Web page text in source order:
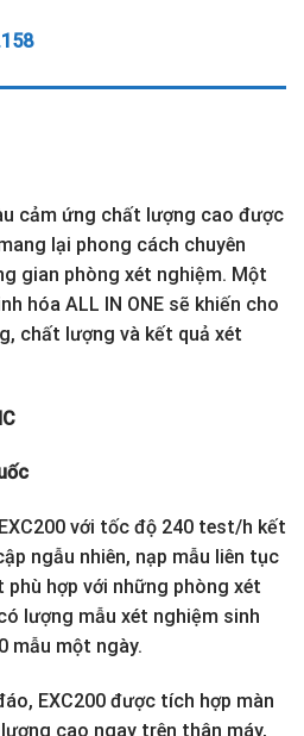
cảm ứng chất lượng cao được
lại phong cách chuyên
gian phòng xét nghiệm. Một
hóa ALL IN ONE sẽ khiến cho
chất lượng và kết quả xét
với tốc độ 240 test/h kết
ngẫu nhiên, nạp mẫu liên tục
hợp với những phòng xét
lượng mẫu xét nghiệm sinh
mẫu một ngày.
EXC200 được tích hợp màn
cao ngay trên thân máy,